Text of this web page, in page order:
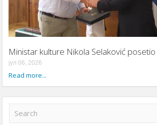
Ministar kulture Nikola Selaković
јул 06, 2026
Read more...